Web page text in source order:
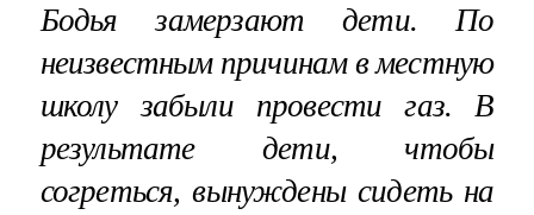
Бодья замерзают дети. По
неизвестным причинам в местную
школу забыли провести газ. В
результате дети, чтобы
согреться, вынуждены сидеть на